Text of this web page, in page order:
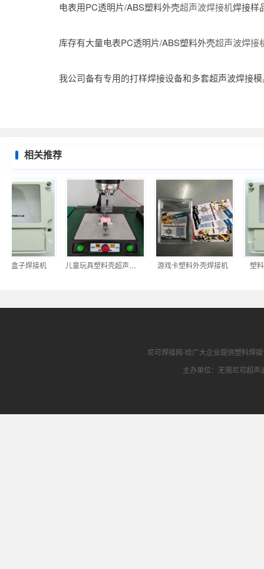
电表用PC透明片/ABS塑料外壳超声波焊接机焊接样
库存有大量电表PC透明片/ABS塑料外壳超声波焊接
我公司备有专用的打样焊接设备和多套超声波焊接模
相关推荐
盒子焊接机 儿童玩具塑料壳超声波焊接机 游戏卡塑料外壳焊接机 塑料
尼可焊接网-给广大企业提供塑料焊
主办单位：无锡尼可超